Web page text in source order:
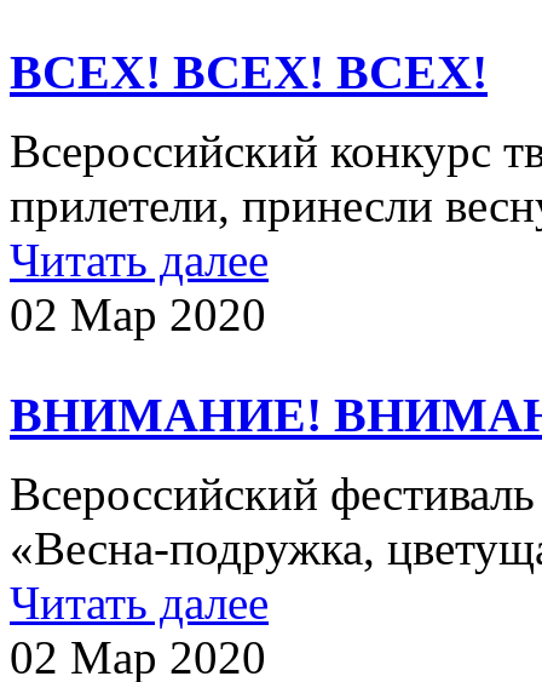
ВСЕХ! ВСЕХ! ВСЕХ!
Всероссийский конкурс
прилетели, принесли
Читать далее
02 Мар 2020
ВНИМАНИЕ!
Всероссийский
«Весна-подружка,
Читать далее
02 Мар 2020